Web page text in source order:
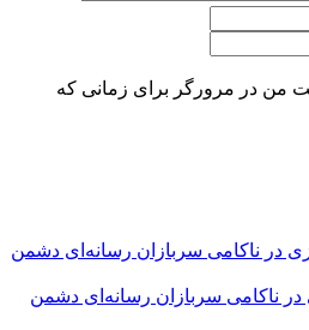
من در مرورگر برای زمانی که
در ناکامی سربازان رسانه‌ای دشمن